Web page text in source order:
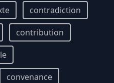
contradiction
contribution
convenance